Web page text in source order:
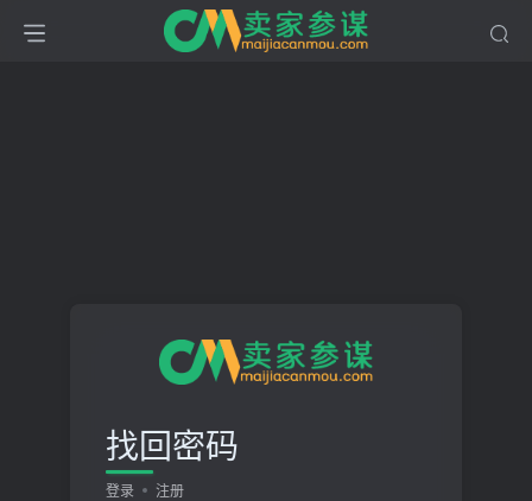
找回密码
登录 注册